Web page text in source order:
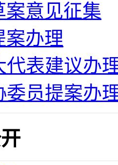
案意见征集
案办理
代表建议办
委员提案办